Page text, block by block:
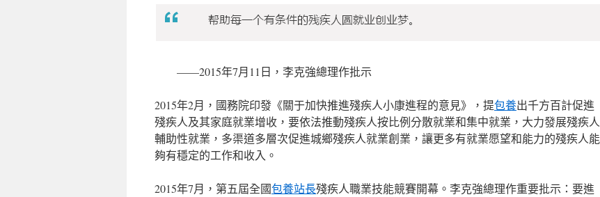
——2015年7月11日，李克強總理作批示
2015年2月，國務院印發《關于加快推進殘疾人小康進程的意見》，提包養出千方百計促進
殘疾人及其家庭就業增收，要依法推動殘疾人按比例分散就業和集中就業，大力發展殘疾人
輔助性就業，多渠道多層次促進城鄉殘疾人就業創業，讓更多有就業愿望和能力的殘疾人能
夠有穩定的工作和收入。
2015年7月，第五屆全國包養站長殘疾人職業技能競賽開幕。李克強總理作重要批示：要進